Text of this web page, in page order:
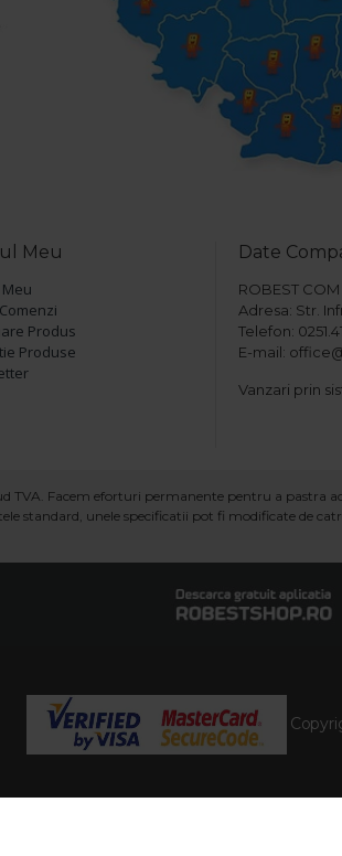
Meu
Produs
Produse
Date
ROBEST COM
Adresa: Str.
Telefon:
E-mail:
Vanzari prin
Facem eforturi permanente pentru a pastra
standard, unele specificatii pot fi modificate de